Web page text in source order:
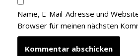
Name, E-Mail-Adresse und
Browser für meinen nächsten